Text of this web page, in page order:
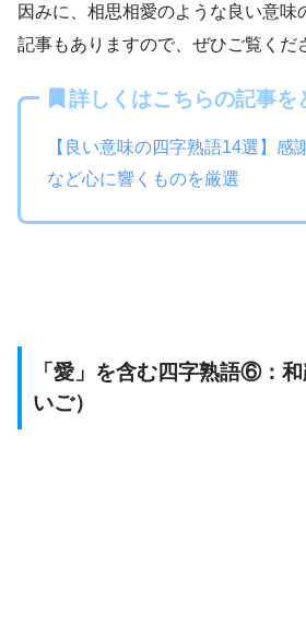
因みに、相思相愛のような良い意味
記事もありますので、ぜひご覧くだ
詳しくはこちらの記事を
【良い意味の四字熟語14選】感
など心に響くものを厳選
「愛」を含む四字熟語⑥：
いご）